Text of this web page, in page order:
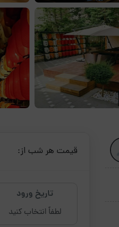
قیمت هر شب از:
تاریخ ورود
لطفاً انتخاب کنید